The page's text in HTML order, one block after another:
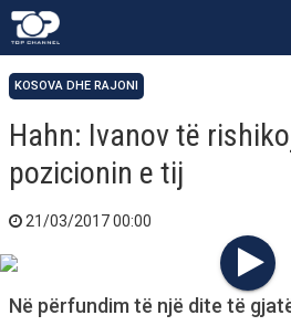
KOSOVA DHE RAJONI
Hahn: Ivanov të
pozicionin e tij
21/03/2017 00:00
Në përfundim të një dite të